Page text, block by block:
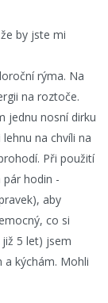
by jste mi
rýma. Na
na roztoče.
jednu nosní dirku
na chvíli na
Při použití
hodin -
aby
co si
5 let) jsem
a kýchám. Mohli